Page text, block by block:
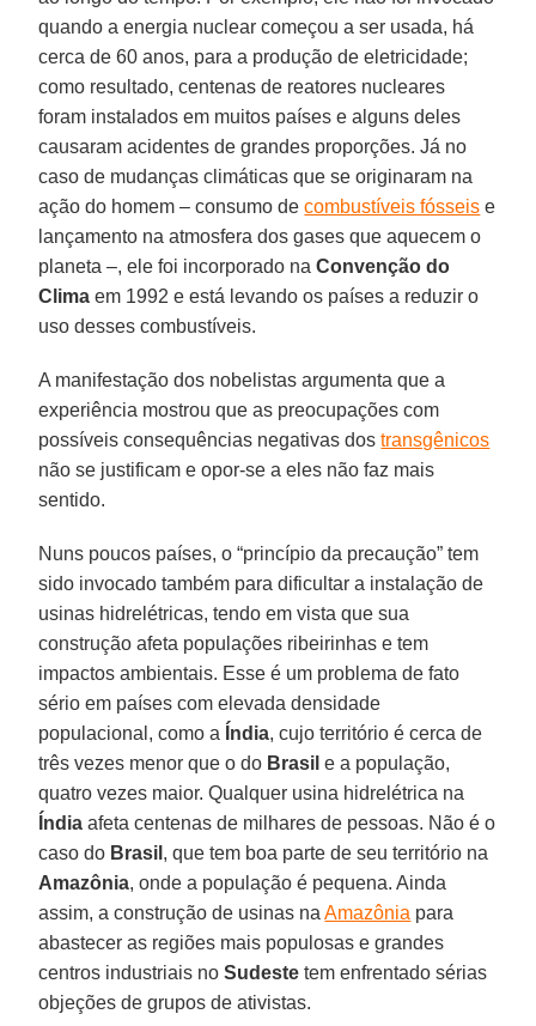
quando a energia nuclear começou a ser usada, há
cerca de 60 anos, para a produção de eletricidade;
como resultado, centenas de reatores nucleares
foram instalados em muitos países e alguns deles
causaram acidentes de grandes proporções. Já no
caso de mudanças climáticas que se originaram na
ação do homem – consumo decombustíveis fósseis e
lançamento na atmosfera dos gases que aquecem o
planeta –, ele foi incorporado naConvenção do
Clima em 1992 e está levando os países a reduzir o
uso desses combustíveis.
A manifestação dos nobelistas argumenta que a
experiência mostrou que as preocupações com
possíveis consequências negativas dostransgênicos
não se justificam e opor-se a eles não faz mais
sentido.
Nuns poucos países, o “princípio da precaução” tem
sido invocado também para dificultar a instalação de
usinas hidrelétricas, tendo em vista que sua
construção afeta populações ribeirinhas e tem
impactos ambientais. Esse é um problema de fato
sério em países com elevada densidade
populacional, como a Índia, cujo território é cerca de
três vezes menor que o do Brasil e a população,
quatro vezes maior. Qualquer usina hidrelétrica na
Índia afeta centenas de milhares de pessoas. Não é o
caso do Brasil , que tem boa parte de seu território na
Amazônia, onde a população é pequena. Ainda
assim, a construção de usinas naAmazônia para
abastecer as regiões mais populosas e grandes
centros industriais noSudeste tem enfrentado sérias
objeções de grupos de ativistas.